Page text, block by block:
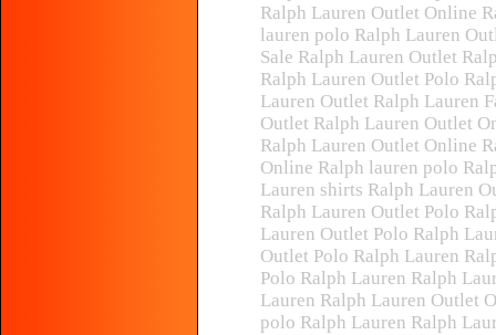
Ralph Lauren Outlet Online
lauren polo Ralph Lauren
Sale Ralph Lauren Outlet
Ralph Lauren Outlet Polo
Lauren Outlet Ralph Lauren
Outlet Ralph Lauren Outlet
Ralph Lauren Outlet Online
Online Ralph lauren polo
Lauren shirts Ralph Lauren
Ralph Lauren Outlet Polo
Lauren Outlet Polo Ralph
Outlet Polo Ralph Lauren
Polo Ralph Lauren Ralph
Lauren Ralph Lauren Outlet
polo Ralph Lauren Ralph